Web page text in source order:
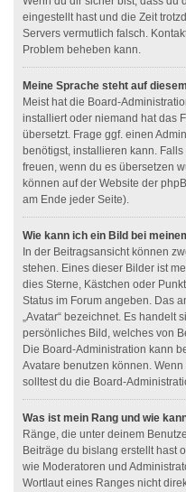
eingestellt hast und die Zeit
Servers vermutlich falsch.
Problem beheben kann.
Meine Sprache steht auf
Meist hat die Board-
installiert oder niemand hat das
übersetzt. Frage ggf. einen
benötigst, installieren kann.
freuen, wenn du es übersetzen
können auf der Website der
am Ende jeder Seite).
Wie kann ich ein Bild bei
In der Beitragsansicht können
stehen. Eines dieser Bilder ist
dies Sterne, Kästchen oder
Status im Forum angeben. Das
„Avatar“ bezeichnet. Es handelt
persönliches Bild, welches von
Die Board-Administration kann
Avatare benutzen können.
solltest du die Board-
Was ist mein Rang und wie
Ränge, die unter deinem
Beiträge du bislang erstellt hast
wie Moderatoren und
Wortlaut eines Ranges nicht